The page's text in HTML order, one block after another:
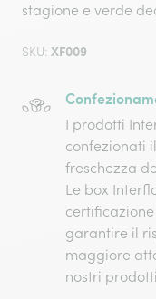
stagione e verde
SKU: XF009
I prodotti
confezionati
freschezza
Le box
garantire il
maggiore
nostri